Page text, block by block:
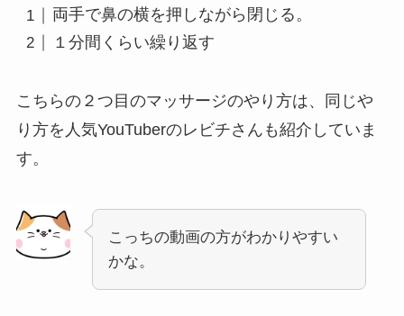
両手で鼻の横を押しながら閉じる。
１分間くらい繰り返す
こちらの２つ目のマッサージのやり方は、同じや
り方を人気YouTuberのレビチさんも紹介していま
す。
こっちの動画の方がわかりやすい
かな。